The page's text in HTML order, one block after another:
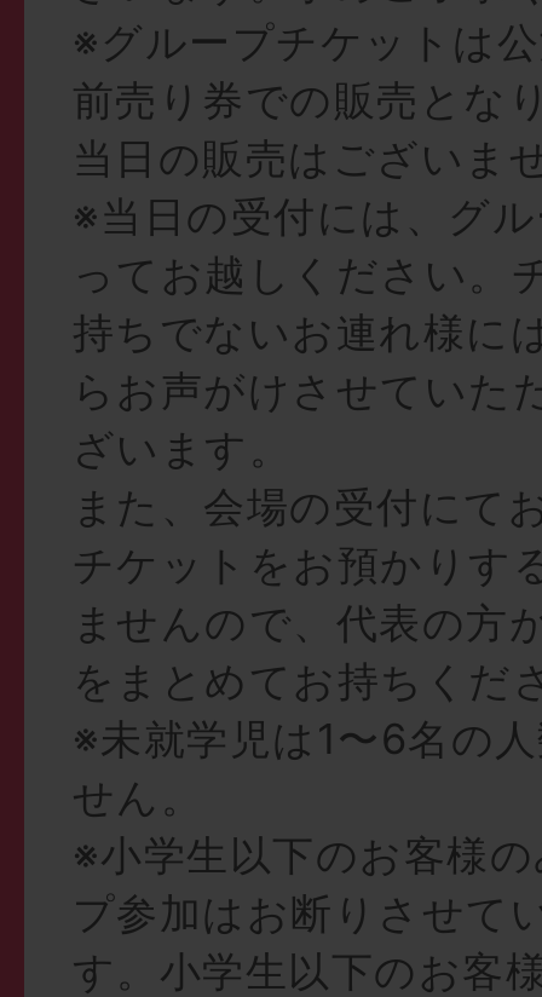
※グループチケットは
前売り券での販売とな
当日の販売はございま
※当日の受付には、グ
ってお越しください。
持ちでないお連れ様に
らお声がけさせていた
ざいます。
また、会場の受付にて
チケットをお預かりす
ませんので、代表の方
をまとめてお持ちくだ
※未就学児は1〜6名の
せん。
※小学生以下のお客様
プ参加はお断りさせて
す。小学生以下のお客